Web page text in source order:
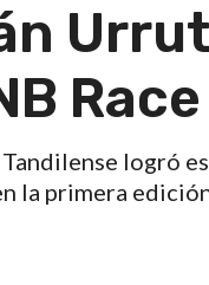
logró
la primera